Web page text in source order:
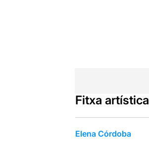
Fitxa artística
Elena Córdoba